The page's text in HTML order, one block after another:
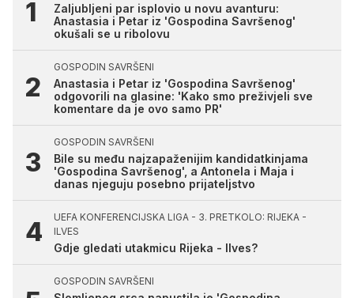
Zaljubljeni par isplovio u novu avanturu:
Anastasia i Petar iz 'Gospodina Savršenog'
okušali se u ribolovu
GOSPODIN SAVRŠENI
Anastasia i Petar iz 'Gospodina Savršenog'
odgovorili na glasine: 'Kako smo preživjeli sve
komentare da je ovo samo PR'
GOSPODIN SAVRŠENI
Bile su među najzapaženijim kandidatkinjama
'Gospodina Savršenog', a Antonela i Maja i
danas njeguju posebno prijateljstvo
UEFA KONFERENCIJSKA LIGA - 3. PRETKOLO: RIJEKA -
ILVES
Gdje gledati utakmicu Rijeka - Ilves?
GOSPODIN SAVRŠENI